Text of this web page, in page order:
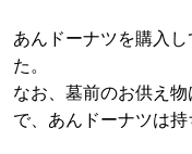
あんドーナツを購入
た。
なお、墓前のお供え
で、あんドーナツは持